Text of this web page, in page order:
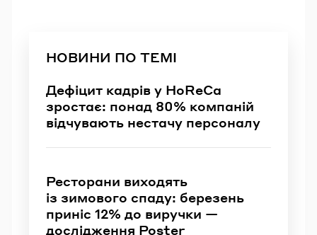
НОВИНИ ПО ТЕМІ
Дефіцит кадрів у HoReCa
зростає: понад 80% компаній
відчувають нестачу персоналу
Ресторани виходять
із зимового спаду: березень
приніс 12% до виручки —
дослідження Poster